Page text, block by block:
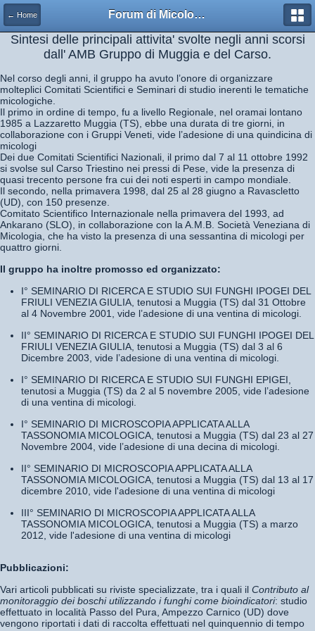
← Home Forum di Micologia AMB Gruppo di Muggia e del Carso
Sintesi delle principali attivita' svolte negli anni scorsi
dall' AMB Gruppo di Muggia e del Carso.
Nel corso degli anni, il gruppo ha avuto l’onore di organizzare
molteplici Comitati Scientifici e Seminari di studio inerenti le tematiche
micologiche.
Il primo in ordine di tempo, fu a livello Regionale, nel oramai lontano
1985 a Lazzaretto Muggia (TS), ebbe una durata di tre giorni, in
collaborazione con i Gruppi Veneti, vide l’adesione di una quindicina di
micologi
Dei due Comitati Scientifici Nazionali, il primo dal 7 al 11 ottobre 1992
si svolse sul Carso Triestino nei pressi di Pese, vide la presenza di
quasi trecento persone fra cui dei noti esperti in campo mondiale.
Il secondo, nella primavera 1998, dal 25 al 28 giugno a Ravascletto
(UD), con 150 presenze.
Comitato Scientifico Internazionale nella primavera del 1993, ad
Ankarano (SLO), in collaborazione con la A.M.B. Società Veneziana di
Micologia, che ha visto la presenza di una sessantina di micologi per
quattro giorni.
Il gruppo ha inoltre promosso ed organizzato:
I° SEMINARIO DI RICERCA E STUDIO SUI FUNGHI IPOGEI DEL
FRIULI VENEZIA GIULIA, tenutosi a Muggia (TS) dal 31 Ottobre
al 4 Novembre 2001, vide l’adesione di una ventina di micologi.
II° SEMINARIO DI RICERCA E STUDIO SUI FUNGHI IPOGEI DEL
FRIULI VENEZIA GIULIA, tenutosi a Muggia (TS) dal 3 al 6
Dicembre 2003, vide l’adesione di una ventina di micologi.
I° SEMINARIO DI RICERCA E STUDIO SUI FUNGHI EPIGEI,
tenutosi a Muggia (TS) da 2 al 5 novembre 2005, vide l’adesione
di una ventina di micologi.
I° SEMINARIO DI MICROSCOPIA APPLICATA ALLA
TASSONOMIA MICOLOGICA, tenutosi a Muggia (TS) dal 23 al 27
Novembre 2004, vide l’adesione di una decina di micologi.
II° SEMINARIO DI MICROSCOPIA APPLICATA ALLA
TASSONOMIA MICOLOGICA, tenutosi a Muggia (TS) dal 13 al 17
dicembre 2010, vide l'adesione di una ventina di micologi
III° SEMINARIO DI MICROSCOPIA APPLICATA ALLA
TASSONOMIA MICOLOGICA, tenutosi a Muggia (TS) a marzo
2012, vide l'adesione di una ventina di micologi
Pubblicazioni:
Vari articoli pubblicati su riviste specializzate, tra i quali il Contributo al
monitoraggio dei boschi utilizzando i funghi come bioindicatori: studio
effettuato in località Passo del Pura, Ampezzo Carnico (UD) dove
vengono riportati i dati di raccolta effettuati nel quinquennio di tempo